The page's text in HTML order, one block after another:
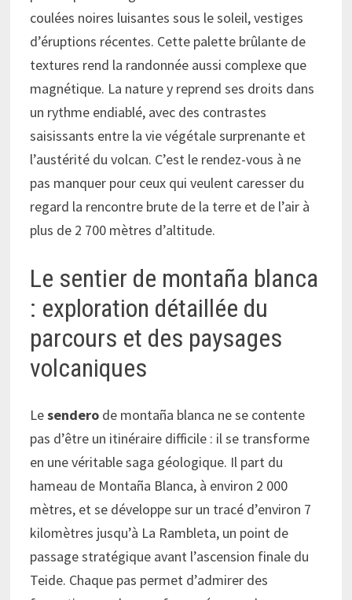
coulées noires luisantes sous le soleil, vestiges
d’éruptions récentes. Cette palette brûlante de
textures rend la randonnée aussi complexe que
magnétique. La nature y reprend ses droits dans
un rythme endiablé, avec des contrastes
saisissants entre la vie végétale surprenante et
l’austérité du volcan. C’est le rendez-vous à ne
pas manquer pour ceux qui veulent caresser du
regard la rencontre brute de la terre et de l’air à
plus de 2 700 mètres d’altitude.
Le sentier de montaña blanca
: exploration détaillée du
parcours et des paysages
volcaniques
Lesendero de montaña blanca ne se contente
pas d’être un itinéraire difficile : il se transforme
en une véritable saga géologique. Il part du
hameau de Montaña Blanca, à environ 2 000
mètres, et se développe sur un tracé d’environ 7
kilomètres jusqu’à La Rambleta, un point de
passage stratégique avant l’ascension finale du
Teide. Chaque pas permet d’admirer des